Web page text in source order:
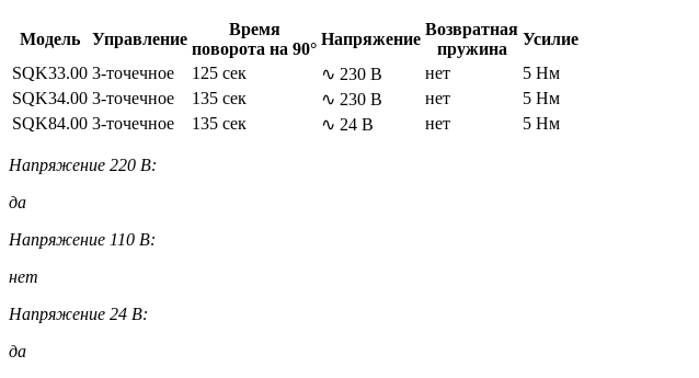
Модель Управление
Время
поворота на 90°
Напряжение
Возвратная
пружина
Усилие
SQK33.00 3-точечное 125 сек ∿ 230 В нет
5 Нм
SQK34.00 3-точечное 135 сек ∿ 230 В нет
5 Нм
SQK84.00 3-точечное 135 сек ∿ 24 В нет 5 Нм
Напряжение 220 В:
да
Напряжение 110 В:
нет
Напряжение 24 В:
да